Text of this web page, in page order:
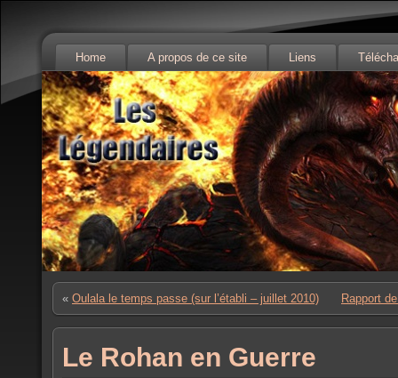
Home A propos de ce site Liens
« Oulala le temps passe (sur l’établi – juillet 2010) Rapport
Le Rohan en Guerre